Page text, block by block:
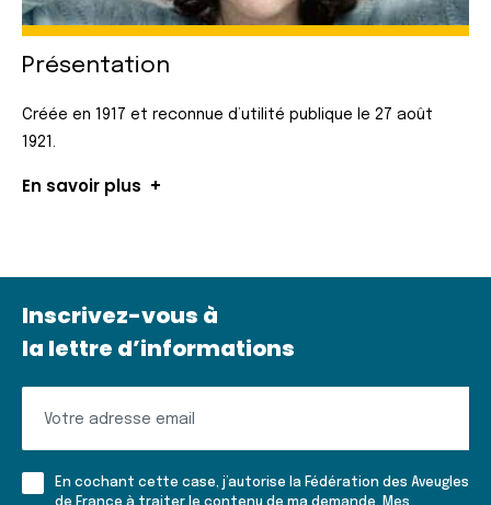
Présentation
Créée en 1917 et reconnue d’utilité publique le 27 août
1921.
En savoir plus
Inscrivez-vous à
la lettre d’informations
à
En cochant cette case, j’autorise la Fédération des Aveugles